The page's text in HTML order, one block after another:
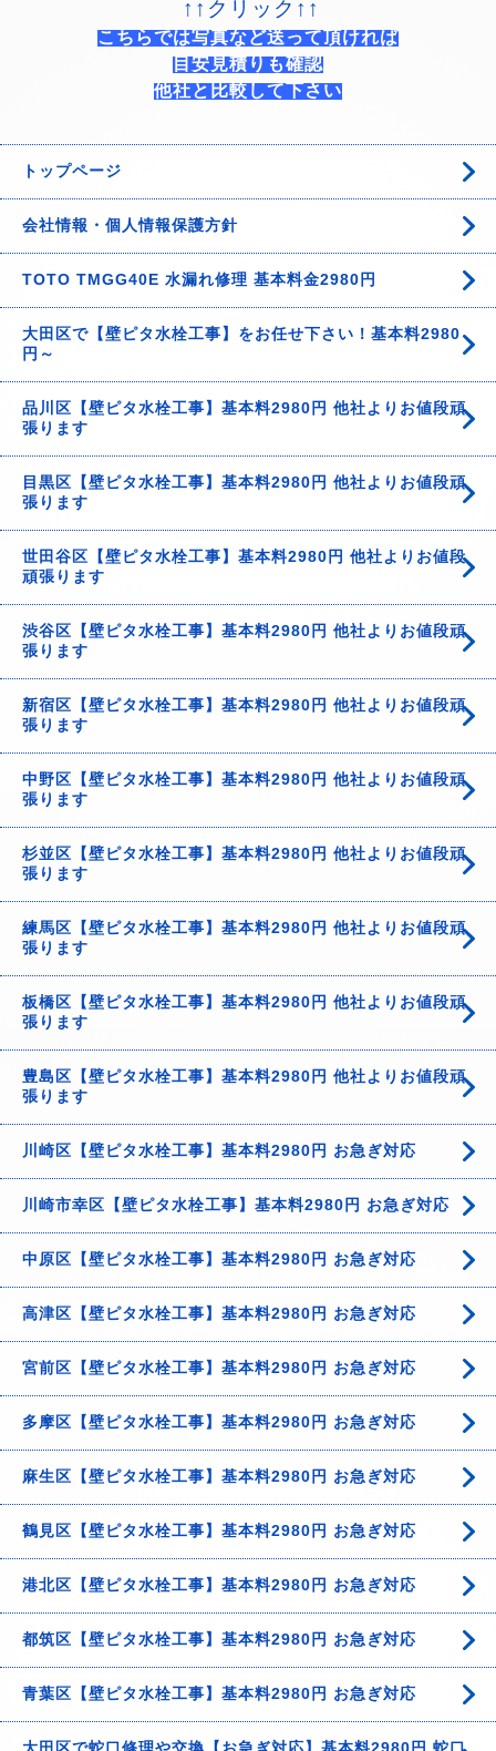
↑↑クリック↑↑
こちらでは写真など送って頂ければ
目安見積りも確認
他社と比較して下さい
トップページ
会社情報・個人情報保護方針
TOTO TMGG40E 水漏れ修理 基本料金2980円
大田区で【壁ピタ水栓工事】をお任せ下さい！基本料2980
円～
品川区【壁ピタ水栓工事】基本料2980円 他社よりお値段頑
張ります
目黒区【壁ピタ水栓工事】基本料2980円 他社よりお値段頑
張ります
世田谷区【壁ピタ水栓工事】基本料2980円 他社よりお値段
頑張ります
渋谷区【壁ピタ水栓工事】基本料2980円 他社よりお値段頑
張ります
新宿区【壁ピタ水栓工事】基本料2980円 他社よりお値段頑
張ります
中野区【壁ピタ水栓工事】基本料2980円 他社よりお値段頑
張ります
杉並区【壁ピタ水栓工事】基本料2980円 他社よりお値段頑
張ります
練馬区【壁ピタ水栓工事】基本料2980円 他社よりお値段頑
張ります
板橋区【壁ピタ水栓工事】基本料2980円 他社よりお値段頑
張ります
豊島区【壁ピタ水栓工事】基本料2980円 他社よりお値段頑
張ります
川崎区【壁ピタ水栓工事】基本料2980円 お急ぎ対応
川崎市幸区【壁ピタ水栓工事】基本料2980円 お急ぎ対応
中原区【壁ピタ水栓工事】基本料2980円 お急ぎ対応
高津区【壁ピタ水栓工事】基本料2980円 お急ぎ対応
宮前区【壁ピタ水栓工事】基本料2980円 お急ぎ対応
多摩区【壁ピタ水栓工事】基本料2980円 お急ぎ対応
麻生区【壁ピタ水栓工事】基本料2980円 お急ぎ対応
鶴見区【壁ピタ水栓工事】基本料2980円 お急ぎ対応
港北区【壁ピタ水栓工事】基本料2980円 お急ぎ対応
都筑区【壁ピタ水栓工事】基本料2980円 お急ぎ対応
青葉区【壁ピタ水栓工事】基本料2980円 お急ぎ対応